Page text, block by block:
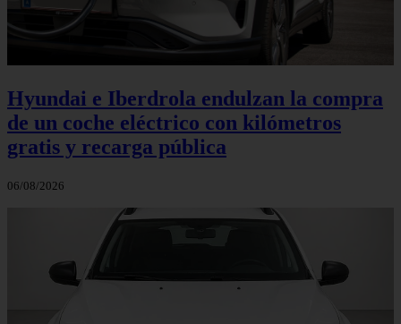
Hyundai e Iberdrola endulzan la compra
de un coche eléctrico con kilómetros
gratis y recarga pública
06/08/2026